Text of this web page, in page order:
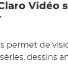
Vidéo
permet de
dessins